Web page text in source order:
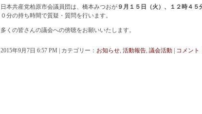
日本共産党柏原市会議員団は、橋本みつおが ９月１５日（火）、１２時４５
０分の持ち時間で質疑・質問を行います。
多くの皆さんの議会への傍聴をお願いいたします。
2015年9月7日 6:57 PM | カテゴリー： お知らせ, 活動報告, 議会活動 コメント